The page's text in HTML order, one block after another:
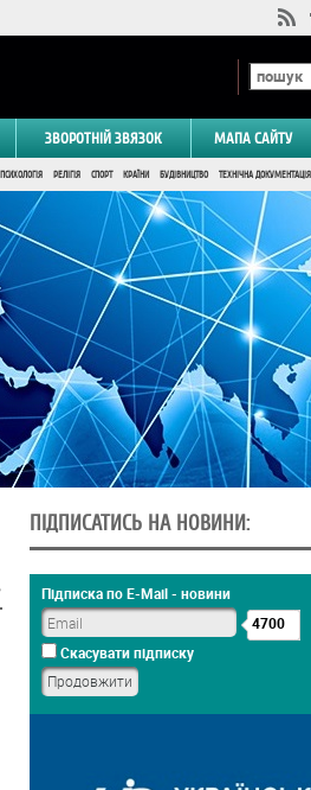
ЗВОРОТНІЙ ЗВЯЗОК МАПА САЙТУ
ПСИХОЛОГІЯ РЕЛІГІЯ СПОРТ КРАЇНИ БУДІВНИЦТВО ТЕХНІЧНА ДОКУМЕНТАЦІЯ
ПІДПИСАТИСЬ НА НОВИНИ:
Підписка по E-Mail - новини
4700
Скасувати підписку